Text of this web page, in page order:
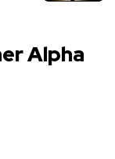
Alpha